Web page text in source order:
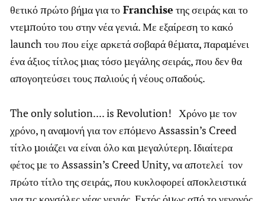
θετικό πρώτο βήμα για το Franchise της σειράς και το
ντεμπούτο του στην νέα γενιά. Με εξαίρεση το κακό
launch του που είχε αρκετά σοβαρά θέματα, παραμένει
ένα άξιος τίτλος μιας τόσο μεγάλης σειράς, που δεν θα
απογοητεύσει τους παλιούς ή νέους οπαδούς.
The only solution.... is Revolution! Χρόνο με τον
χρόνο, η αναμονή για τον επόμενο Assassin’s Creed
τίτλο μοιάζει να είναι όλο και μεγαλύτερη. Ιδιαίτερα
φέτος με το Assassin’s Creed Unity, να αποτελεί τον
πρώτο τίτλο της σειράς, που κυκλοφορεί αποκλειστικά